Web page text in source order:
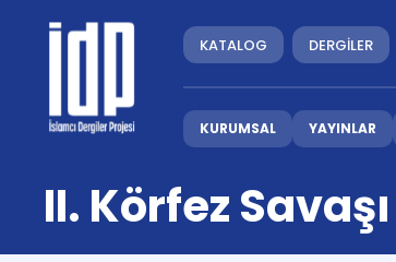
KATALOG DERGİLER
KURUMSAL YAYINLAR
II. Körfez